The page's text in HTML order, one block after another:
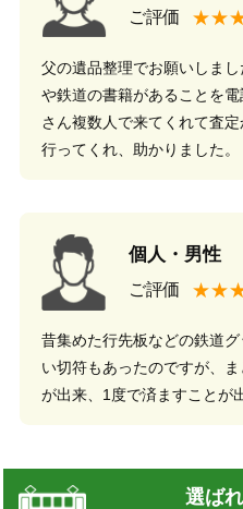
ご評価
父の遺品整理でお願いしま
や鉄道の書籍があることを
さん複数人で来てくれて査
行ってくれ、助かりました。
個人・男性
ご評価
昔集めた行先板などの鉄道
い切符もあったのですが、
が出来、1度で済ますことが
選ば